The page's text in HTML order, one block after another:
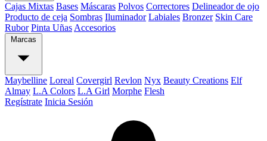
Cajas Mixtas Bases Máscaras Polvos Correctores Delineador de ojo
Producto de ceja Sombras Iluminador Labiales Bronzer Skin Care
Rubor Pinta Uñas Accesorios
Marcas
Maybelline Loreal Covergirl Revlon Nyx Beauty Creations Elf
Almay L.A Colors L.A Girl Morphe Flesh
Regístrate Inicia Sesión